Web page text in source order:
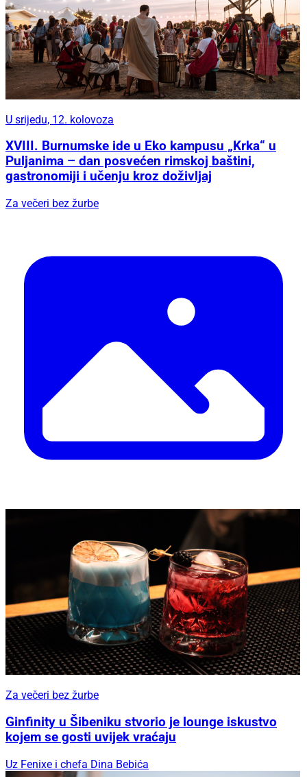
U srijedu, 12. kolovoza
XVIII. Burnumske ide u Eko kampusu „Krka“ u
Puljanima – dan posvećen rimskoj baštini,
gastronomiji i učenju kroz doživljaj
Za večeri bez žurbe
Za večeri bez žurbe
Ginfinity u Šibeniku stvorio je lounge iskustvo
kojem se gosti uvijek vraćaju
Uz Fenixe i chefa Dina Bebića